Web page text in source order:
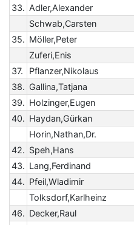
33. Adler,Alexander
Schwab,Carsten
35. Möller,Peter
Zuferi,Enis
37. Pflanzer,Nikolaus
38. Gallina,Tatjana
39. Holzinger,Eugen
40. Haydan,Gürkan
Horin,Nathan,Dr.
42. Speh,Hans
43. Lang,Ferdinand
44. Pfeil,Wladimir
Tolksdorf,Karlheinz
46. Decker,Raul